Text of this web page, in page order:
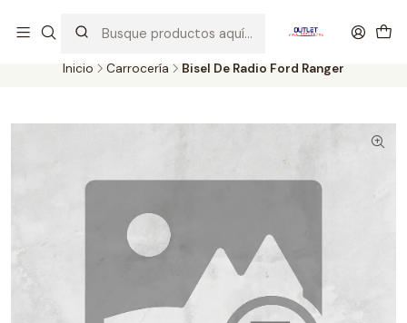
probados con altos estándares de calidad.
Inicio Carrocería Bisel De Radio Ford Ranger